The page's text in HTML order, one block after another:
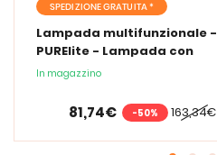
SPEDIZIONE GRATUITA *
Lampada multifunzionale -
PURElite - Lampada con
lente d'ingrandimento
In magazzino
163,34€
81,74€ -50%